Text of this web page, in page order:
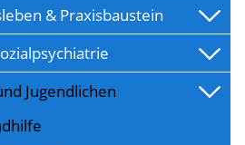
& Praxisbaustein
Jugendlichen